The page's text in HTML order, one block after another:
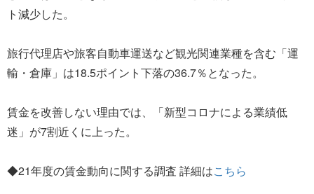
ト減少した。
旅行代理店や旅客自動車運送など観光関連業種を含む「運
輸・倉庫」は18.5ポイント下落の36.7％となった。
賃金を改善しない理由では、「新型コロナによる業績低
迷」が7割近くに上った。
◆21年度の賃金動向に関する調査 詳細はこちら